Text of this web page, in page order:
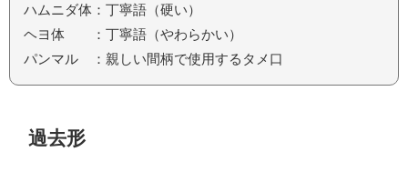
ハムニダ体：丁寧語（硬い）
ヘヨ体 ：丁寧語（やわらかい）
パンマル ：親しい間柄で使用するタメ口
過去形